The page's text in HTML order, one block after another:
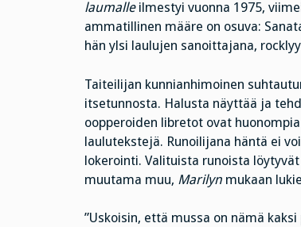
laumalleilmestyi vuonna 1975,
ammatillinen määre on osuva:
hän ylsi laulujen sanoittajana,
Taiteilijan kunnianhimoinen
itsetunnosta. Halusta näyttää ja
oopperoiden libretot ovat
laulutekstejä. Runoilijana häntä ei
lokerointi. Valituista runoista
muutama muu, Marilynmukaan
”Uskoisin, että mussa on nämä